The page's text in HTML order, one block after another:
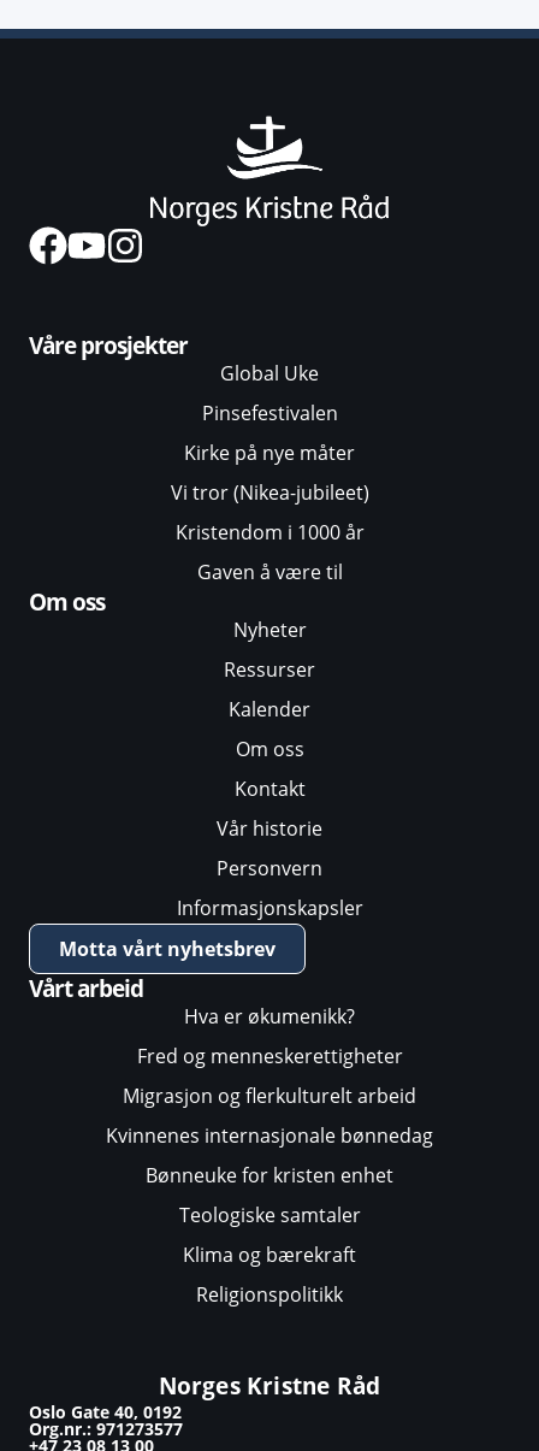
Våre prosjekter
Global Uke
Pinsefestivalen
Kirke på nye måter
Vi tror (Nikea-jubileet)
Kristendom i 1000 år
Gaven å være til
Om oss
Nyheter
Ressurser
Kalender
Om oss
Kontakt
Vår historie
Personvern
Informasjonskapsler
Motta vårt nyhetsbrev
Vårt arbeid
Hva er økumenikk?
Fred og menneskerettigheter
Migrasjon og flerkulturelt arbeid
Kvinnenes internasjonale bønnedag
Bønneuke for kristen enhet
Teologiske samtaler
Klima og bærekraft
Religionspolitikk
Norges Kristne Råd
Oslo Gate 40, 0192
Org.nr.: 971273577
+47 23 08 13 00